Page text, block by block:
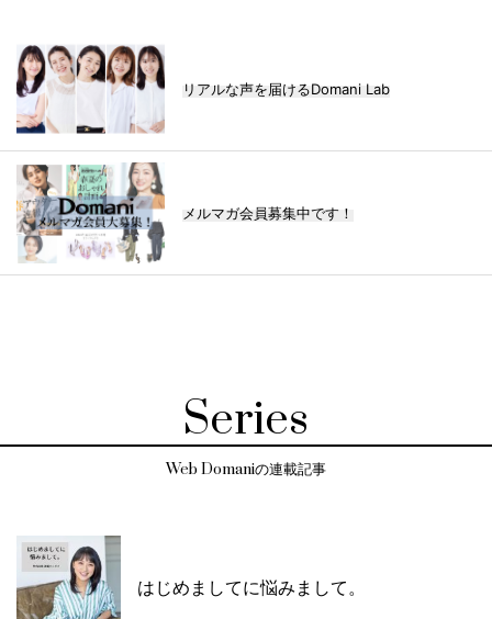
リアルな声を届けるDomani Lab
メルマガ会員募集中です！
Series
Web Domaniの連載記事
はじめましてに悩みまして。